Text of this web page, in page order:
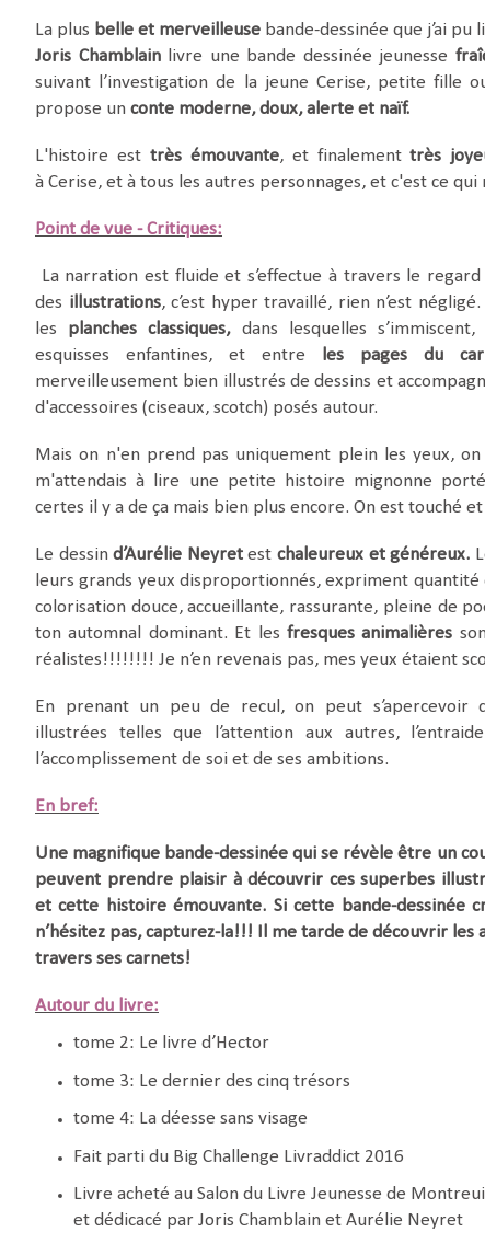
La plus belle et merveilleuse bande-dessinée que j’ai pu
Joris Chamblainlivre une bande dessinée jeunesse
suivant l’investigation de la jeune Cerise, petite fille
propose un conte moderne, doux, alerte et naïf.
L'histoire est très émouvante, et finalementtrès
à Cerise, et à tous les autres personnages, et c'est ce
Point de vue - Critiques:
La narration est fluide et s’effectue à travers le
des illustrations, c’est hyper travaillé, rien n’est
les planches classiques,dans lesquelles
esquisses enfantines, et entre
les pages du
merveilleusement bien illustrés de dessins et
d'accessoires (ciseaux, scotch) posés autour.
Mais on n'en prend pas uniquement plein les yeux,
m'attendais à lire une petite histoire mignonne
certes il y a de ça mais bien plus encore. On est touché
Le dessind’Aurélie Neyretest chaleureux et généreux.
leurs grands yeux disproportionnés, expriment quantité
colorisation douce, accueillante, rassurante, pleine de
ton automnal dominant. Et les fresques animalières
réalistes!!!!!!!! Je n’en revenais pas, mes yeux étaient
En prenant un peu de recul, on peut s’apercevoir
illustrées telles que l’attention aux autres,
l’accomplissement de soi et de ses ambitions.
En bref:
Une magnifique bande-dessinée qui se révèle être un
peuvent prendre plaisir à découvrir ces superbes
et cette histoire émouvante. Si cette bande-dessinée
n’hésitez pas, capturez-la!!! Il me tarde de découvrir les
travers ses carnets!
Autour du livre:
tome 2: Le livre d’Hector
tome 3: Le dernier des cinq trésors
tome 4: La déesse sans visage
Fait parti du Big Challenge Livraddict 2016
Livre acheté au Salon du Livre Jeunesse de
et dédicacé par Joris Chamblain et Aurélie Neyret